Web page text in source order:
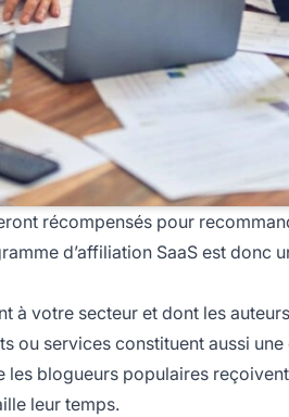
récompensés pour
d’affiliation SaaS est donc
à votre secteur et dont les
ou services constituent aussi
les blogueurs populaires
leur temps.